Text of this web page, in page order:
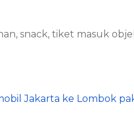
snack, tiket masuk
Jakarta ke Lombok